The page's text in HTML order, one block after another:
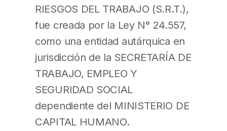
RIESGOS DEL TRABAJO (S.R.T.),
fue creada por la Ley N° 24.557,
como una entidad autárquica en
jurisdicción de la SECRETARÍA DE
TRABAJO, EMPLEO Y
SEGURIDAD SOCIAL
dependiente del MINISTERIO DE
CAPITAL HUMANO.